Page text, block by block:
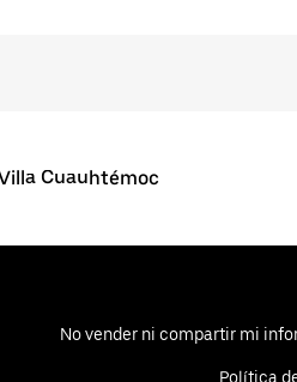
Cuauhtémoc
No vender ni compartir mi
Política